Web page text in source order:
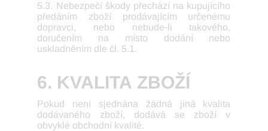
5.3. Nebezpečí škody přechází na kupujícího
předáním zboží prodávajícím určenému
dopravci, nebo nebude-li takového,
doručením na místo dodání nebo
uskladněním dle čl. 5.1.
6. KVALITA ZBOŽÍ
Pokud není sjednána žádná jiná kvalita
dodávaného zboží, dodává se zboží v
obvyklé obchodní kvalitě.